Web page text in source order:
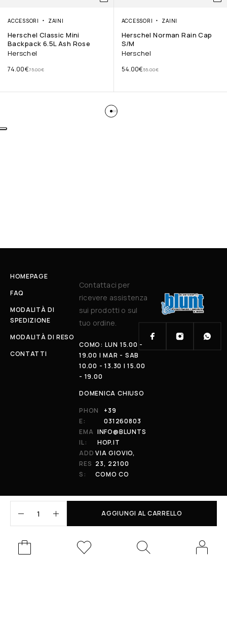
AGGIUNGI AL CARRELLO
ACCESSORI ZAINI
Herschel Classic Mini
Backpack 6.5L Ash Rose
Herschel
75.00€
74.00€
ACCESSORI ZAINI
Herschel Norman Rain Cap
S/M
Herschel
55.00€
54.00€
HOMEPAGE
FAQ
MODALITÀ DI
SPEDIZIONE
MODALITÀ DI RESO
CONTATTI
Contattaci per
ricevere assistenza
sui prodotti o sul
tuo ordine.
COMO: LUN 15.00 -
19.00 | MAR - SAB
10.00 - 13.30 | 15.00
- 19.00
DOMENICA CHIUSO
PHON
E:
+39
031260803
EMA
IL:
INFO@BLUNTS
HOP.IT
ADD
RES
S:
VIA GIOVIO,
23, 22100
COMO CO
01848590038